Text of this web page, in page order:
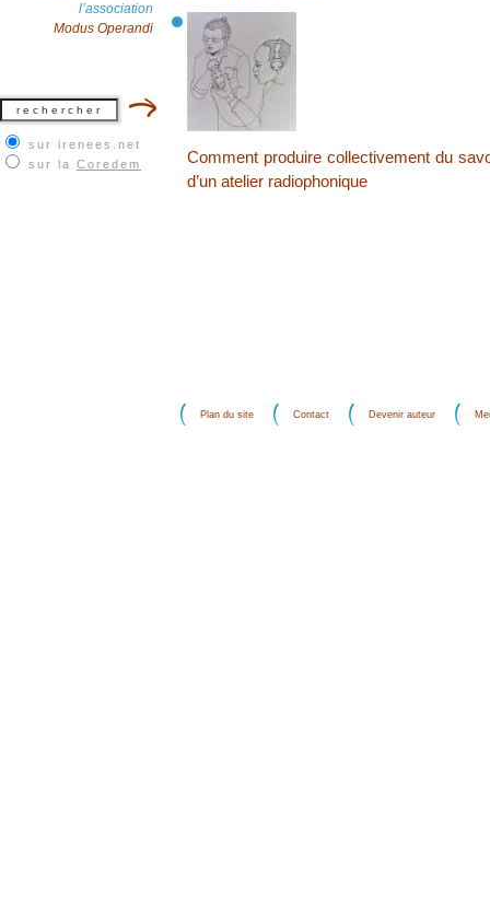
l’association
Modus Operandi
sur irenees.net
sur la Coredem
Comment produire collectivement du
d’un atelier radiophonique
Plan du site Contact Devenir auteur